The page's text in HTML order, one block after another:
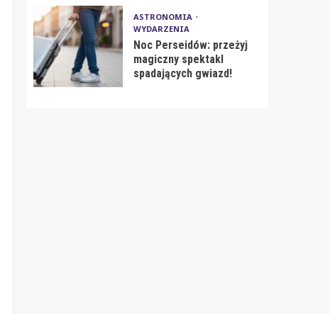
ASTRONOMIA
WYDARZENIA
Noc Perseidów: przeżyj
magiczny spektakl
spadających gwiazd!